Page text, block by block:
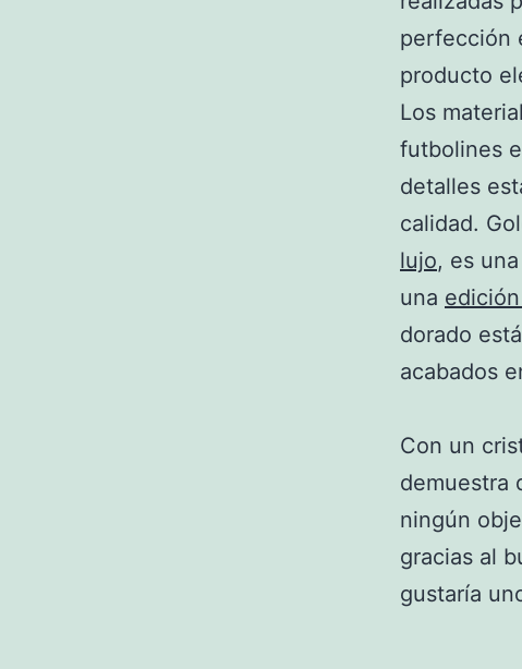
perfección
producto
Los
futbolines
detalles
calidad.
lujo, es
una
dorado
acabados
Con un
demuestra
ningún
gracias al
gustaría